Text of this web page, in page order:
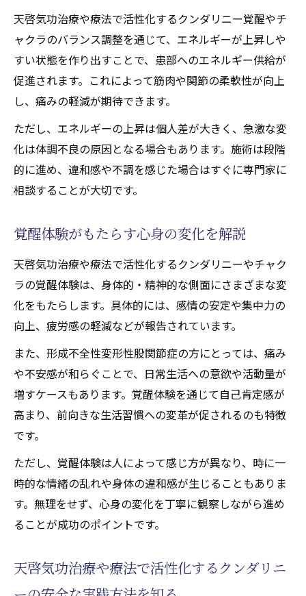
天啓気功治療や療法で活性化するクンダリニー覚醒やチ
ャクラのバランス調整を通じて、エネルギーが上昇しや
すい状態を作り出すことで、患部へのエネルギー供給が
促進されます。これによって筋肉や関節の柔軟性が向上
し、痛みの軽減が期待できます。
ただし、エネルギーの上昇は個人差が大きく、急激な変
化は体調不良の原因となる場合もあります。施術は段階
的に進め、違和感や不調を感じた場合はすぐに専門家に
相談することが大切です。
覚醒体験がもたらす心身の変化を解説
天啓気功治療や療法で活性化するクンダリニーやチャク
ラの覚醒体験は、身体的・精神的な側面にさまざまな変
化をもたらします。具体的には、感情の安定や集中力の
向上、疲労感の軽減などが報告されています。
また、形成不全性変形性股関節症の方にとっては、痛み
や不安感が和らぐことで、日常生活への意欲や活動量が
増すケースもあります。覚醒体験を通じて自己肯定感が
高まり、前向きな生活習慣への変革が促されるのも特徴
です。
ただし、覚醒体験は人によって感じ方が異なり、時に一
時的な情緒の乱れや身体の違和感が生じることもありま
す。無理をせず、心身の変化を丁寧に観察しながら進め
ることが成功のポイントです。
天啓気功治療や療法で活性化するクンダリニ